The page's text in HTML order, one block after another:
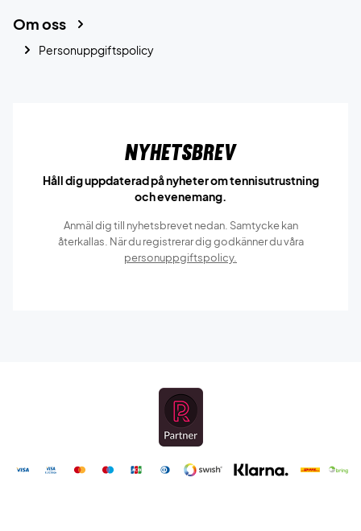
Om oss
Personuppgiftspolicy
Nyhetsbrev
Håll dig uppdaterad på nyheter om tennisutrustning
och evenemang.
Anmäl dig till nyhetsbrevet nedan. Samtycke kan
återkallas. När du registrerar dig godkänner du våra
personuppgiftspolicy.